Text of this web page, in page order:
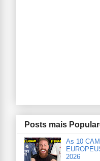
Posts mais
As 10
2026